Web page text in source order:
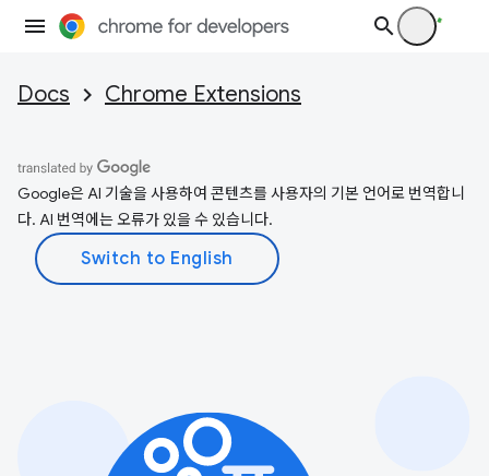
Docs Chrome Extensions
Google은 AI 기술을 사용하여 콘텐츠를 사용자의 기본 언어로 번역합니
다. AI 번역에는 오류가 있을 수 있습니다.